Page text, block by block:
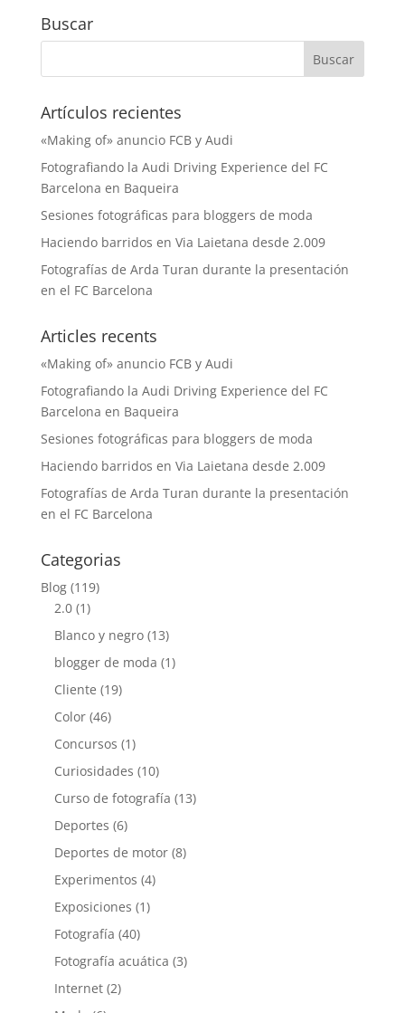
Buscar
Artículos recientes
«Making of» anuncio FCB y Audi
Fotografiando la Audi Driving Experience del FC
Barcelona en Baqueira
Sesiones fotográficas para bloggers de moda
Haciendo barridos en Via Laietana desde 2.009
Fotografías de Arda Turan durante la presentación
en el FC Barcelona
Articles recents
«Making of» anuncio FCB y Audi
Fotografiando la Audi Driving Experience del FC
Barcelona en Baqueira
Sesiones fotográficas para bloggers de moda
Haciendo barridos en Via Laietana desde 2.009
Fotografías de Arda Turan durante la presentación
en el FC Barcelona
Categorias
Blog(119)
2.0(1)
Blanco y negro(13)
blogger de moda (1)
Cliente (19)
Color(46)
Concursos (1)
Curiosidades (10)
Curso de fotografía (13)
Deportes (6)
Deportes de motor(8)
Experimentos (4)
Exposiciones (1)
Fotografía (40)
Fotografía acuática (3)
Internet(2)